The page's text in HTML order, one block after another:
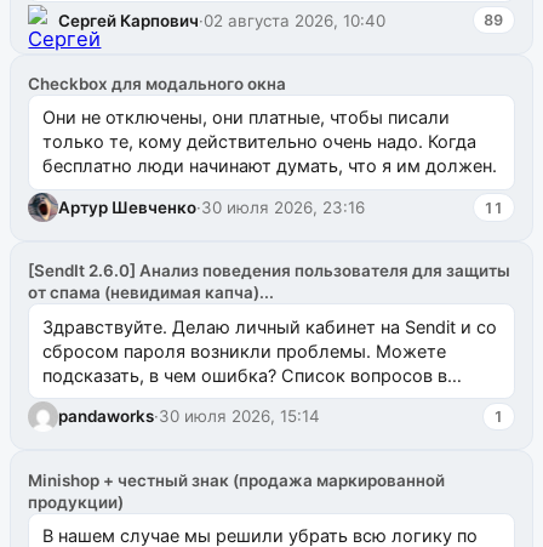
Сергей Карпович·02 августа 2026, 10:40 89
Checkbox для модального окна
Они не отключены, они платные, чтобы писали
только те, кому действительно очень надо. Когда
бесплатно люди начинают думать, что я им должен.
Артур Шевченко·30 июля 2026, 23:16 11
[SendIt 2.6.0] Анализ поведения пользователя для защиты
от спама (невидимая капча)...
Здравствуйте. Делаю личный кабинет на Sendit и со
сбросом пароля возникли проблемы. Можете
подсказать, в чем ошибка? Список вопросов в
одноименном разделе на modx.pro пока пуст, и,...
pandaworks·30 июля 2026, 15:14 1
Minishop + честный знак (продажа маркированной
продукции)
В нашем случае мы решили убрать всю логику по